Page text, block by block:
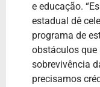
e educação.
estadual dê
programa de
obstáculos que
sobrevivência
precisamos